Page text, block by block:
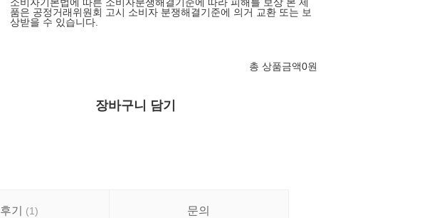
품은 공정거래위원회 고시 소비자 분쟁해결기준에 의거 교환 또는 보
상받을 수 있습니다.
총 상품금액0원
장바구니 담기
후기 (1) 문의